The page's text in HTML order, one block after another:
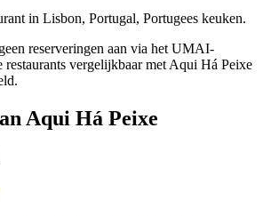
in Lisbon, Portugal, Portugees keuken.
reserveringen aan via het UMAI-
restaurants vergelijkbaar met Aqui Há Peixe
Aqui Há Peixe